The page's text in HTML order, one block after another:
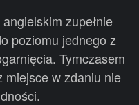
zupełnie
poziomu jednego z
Tymczasem
miejsce w zdaniu nie